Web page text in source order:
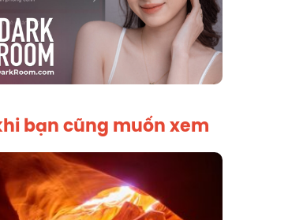
bạn cũng muốn xem